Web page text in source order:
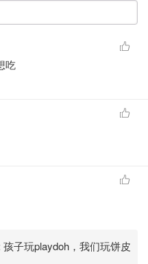
我做甜品的最佳得力干
创意就可以做出非常多样
吃
孩子玩playdoh，我们玩饼皮